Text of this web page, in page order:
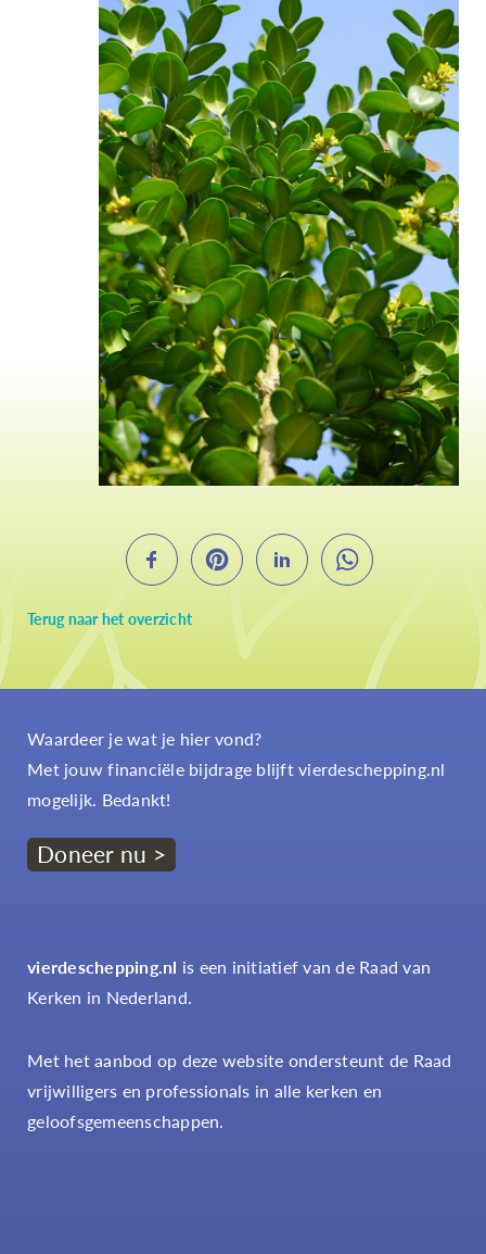
Terug naar het overzicht
Waardeer je wat je hier vond?
Met jouw financiële bijdrage blijft vierdeschepping.nl
mogelijk. Bedankt!
Doneer nu >
vierdeschepping.nl is een initiatief van de Raad van
Kerken in Nederland.
Met het aanbod op deze website ondersteunt de Raad
vrijwilligers en professionals in alle kerken en
geloofsgemeenschappen.